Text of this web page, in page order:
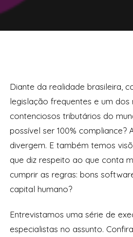
Diante da realidade brasileira,
legislação frequentes e um dos
contenciosos tributários do
possível ser 100% compliance?
divergem. E também temos
que diz respeito ao que conta
cumprir as regras: bons
capital humano?
Entrevistamos uma série de
especialistas no assunto.